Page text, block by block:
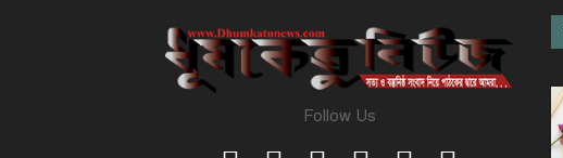
Follow Us